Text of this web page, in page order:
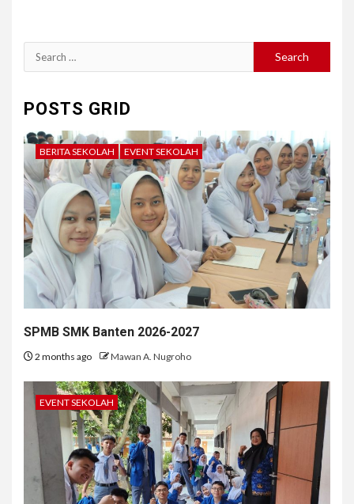
Search
for:
POSTS GRID
BERITA SEKOLAH EVENT SEKOLAH
SPMB SMK Banten 2026-2027
2 months ago Mawan A. Nugroho
EVENT SEKOLAH